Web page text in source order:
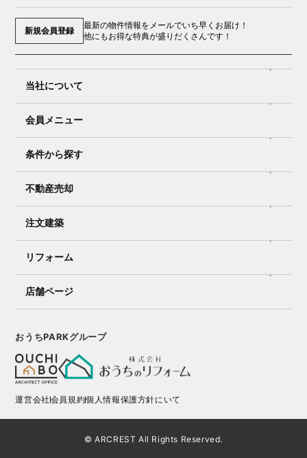
新規会員登録
最新の物件情報をメールでいち早くお届け！
他にもお得な特典が盛りだくさんです！
当社について
会員メニュー
条件から探す
不動産売却
注文建築
リフォーム
店舗ページ
おうちPARKグループ
運営会社会員規約個人情報保護方針にいて
© ARCREST All Rights Reserved.